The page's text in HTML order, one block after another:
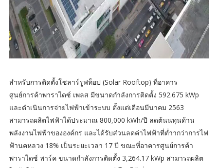
สำหรับการติดตั้งโซลาร์รูฟท็อป (Solar Rooftop) ที่อาคาร
ศูนย์การค้าพาราไดซ์ เพลส มีขนาดกำลังการติดตั้ง 592.675 kWp
และดำเนินการจ่ายไฟฟ้าเข้าระบบ ตั้งแต่เดือนมีนาคม 2563
สามารถผลิตไฟฟ้าได้ประมาณ 800,000 kWh/ปี ลดต้นนทุนด้าน
พลังงานไฟฟ้าขององค์กร และได้รับส่วนลดค่าไฟฟ้าที่ต่ำากว่าการไฟ
ฟ้านคหลวง 18% เป็นระยะเวลา 17 ปี ขณะที่อาคารศูนย์การค้า
พาราไดซ์ พาร์ค ขนาดกำลังการติดตั้ง 3,264.17 kWp สามารถผลิต